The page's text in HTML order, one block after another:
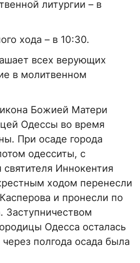
литургии – в
хода – в 10:30.
всех верующих
в молитвенном
Божией Матери
Одессы во время
При осаде города
одесситы, с
святителя Иннокентия
ходом перенесли
и пронесли по
Заступничеством
Одесса осталась
полгода осада была